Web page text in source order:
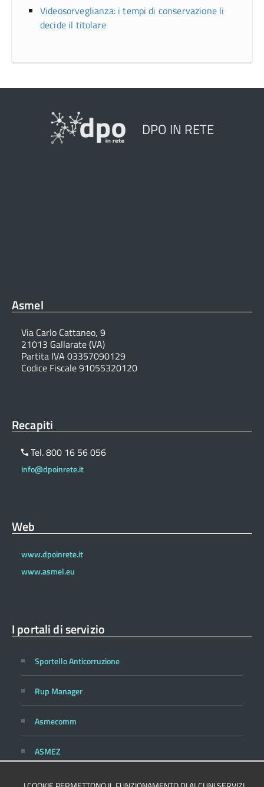
Videosorveglianza: i tempi di conservazione li
decide il titolare
DPO IN RETE
Asmel
Via Carlo Cattaneo, 9
21013 Gallarate (VA)
Partita IVA 03357090129
Codice Fiscale 91055320120
Recapiti
Tel. 800 16 56 056
info@dpoinrete.it
Web
www.dpoinrete.it
www.asmel.eu
I portali di servizio
Sportello Anticorruzione
Rup Manager
Asmecomm
ASMEZ